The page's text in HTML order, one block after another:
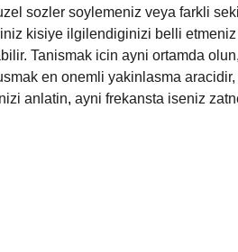
sozler soylemeniz veya farkli
kisiye ilgilendiginizi belli
Tanismak icin ayni ortamda
en onemli yakinlasma
anlatin, ayni frekansta iseniz